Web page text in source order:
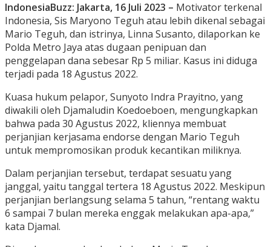
IndonesiaBuzz: Jakarta, 16 Juli 2023 – Motivator terkenal
Indonesia, Sis Maryono Teguh atau lebih dikenal sebagai
Mario Teguh, dan istrinya, Linna Susanto, dilaporkan ke
Polda Metro Jaya atas dugaan penipuan dan
penggelapan dana sebesar Rp 5 miliar. Kasus ini diduga
terjadi pada 18 Agustus 2022.
Kuasa hukum pelapor, Sunyoto Indra Prayitno, yang
diwakili oleh Djamaludin Koedoeboen, mengungkapkan
bahwa pada 30 Agustus 2022, kliennya membuat
perjanjian kerjasama endorse dengan Mario Teguh
untuk mempromosikan produk kecantikan miliknya.
Dalam perjanjian tersebut, terdapat sesuatu yang
janggal, yaitu tanggal tertera 18 Agustus 2022. Meskipun
perjanjian berlangsung selama 5 tahun, “rentang waktu
6 sampai 7 bulan mereka enggak melakukan apa-apa,”
kata Djamal.